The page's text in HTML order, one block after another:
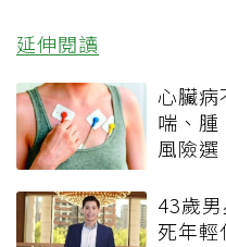
延伸閱讀
心臟病
喘、
風險選
43歲
死年輕